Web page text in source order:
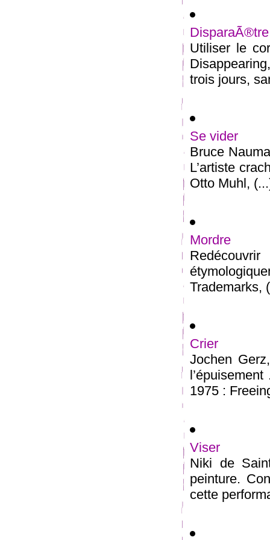
DisparaÃ®tre
Utiliser le
trois jours,
Se vider
Bruce
L’artiste
Otto Muhl,
Mordre
Trademarks,
Crier
Jochen
1975 :
Viser
Niki de
peinture.
cette